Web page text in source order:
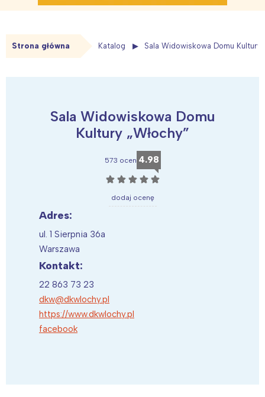
Strona główna Katalog Sala Widowiskowa Domu Kultury
Sala Widowiskowa Domu
Kultury „Włochy”
573 ocen 4.98
☆ ☆ ☆ ☆ ☆
dodaj ocenę
Adres:
ul. 1 Sierpnia 36a
Warszawa
Kontakt:
22 863 73 23
dkw@dkwlochy.pl
https://www.dkwlochy.pl
facebook